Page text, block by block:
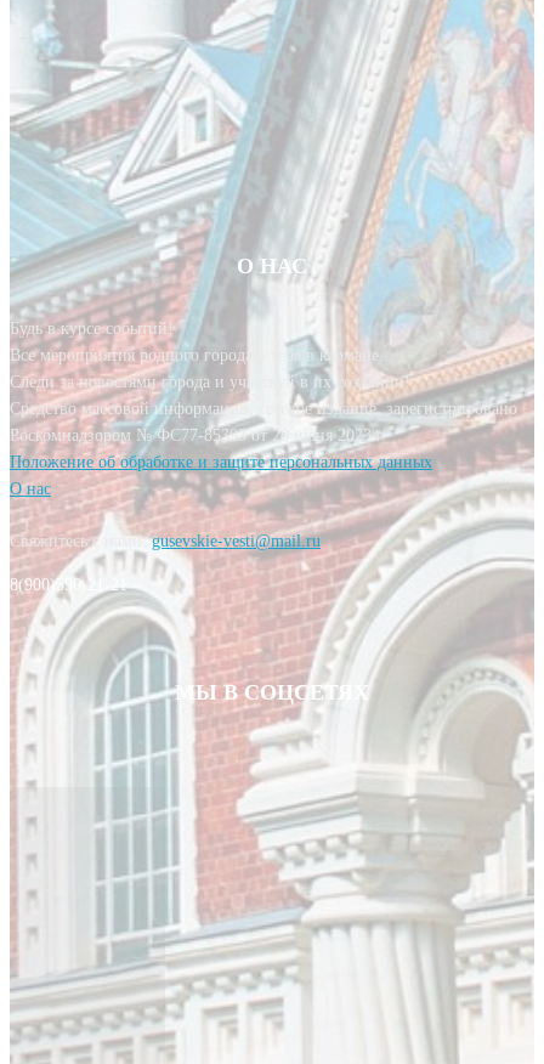
О НАС
Будь в курсе событий!
Все мероприятия родного города у тебя в кармане.
Следи за новостями города и участвуй в их создании!
Средство массовой информации, сетевое издание, зарегистрировано
Роскомнадзором № ФС77-85393 от 20 июня 2023 г.
Положение об обработке и защите персональных данных
О нас
Свяжитесь с нами:gusevskie-vesti@mail.ru
8(900)590-21-21
МЫ В СОЦСЕТЯХ